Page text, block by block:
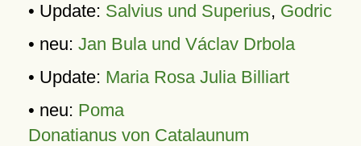
• Update: Salvius und Superius, Godric
• neu: Jan Bula und Václav Drbola
• Update: Maria Rosa Julia Billiart
• neu: Poma
Donatianus von Catalaunum